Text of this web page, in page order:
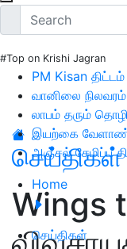
#Top on Krishi Jagran
PM Kisan திட்டம்
வானிலை நிலவரம்
லாபம் தரும்
இயற்கை
அஞ்சல் சேமிப்பு
Home
செய்திகள்
செய்திகள்
Wings